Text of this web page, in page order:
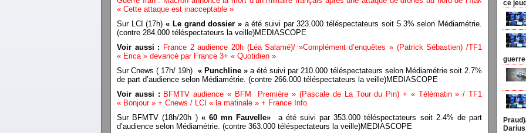
« Cette attaque est inacceptable »
Sur LCI (17h)« Le grand dossier »a été suivi par 323.000 téléspectateurs soit 5.3% selon Médiamétrie.
(contre 284.000 téléspectateurs la veille)MEDIASCOPE
Voir aussi : France 2 audience 20h (Léa Salamé)/ »Complément d’enquêtes » (Patrick Sébastien) /TF1
« Erica » devancé par France 3+ « Quotidien »
Sur Cnews ( 17h/ 19h) « Punchline »a été suivi par 210.000 téléspectateurs selon Médiamétrie soit 2.7%
de part d’audience selon Médiamétrie. (contre 266.000 téléspectateurs la veille)MEDIASCOPE
Voir aussi : BFMTV audience « BFM Première » (Pascale de La Tour du Pin) + « Télématin » / TF1
« Bonjour » + Cnews / LCI « la matinale » + France Info
Sur BFMTV (18h/20h ) « 60 mn Fauvelle»
a été suivi par 353.000 téléspectateurs soit 2.4% de part
d’audience selon Médiamétrie. (contre 363.000 téléspectateurs la veille)MEDIASCOPE
ce